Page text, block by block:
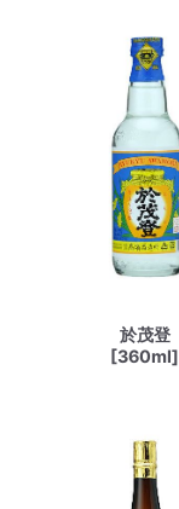
於茂登
[360ml]